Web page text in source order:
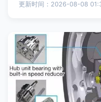
更新时间：2026-08-08